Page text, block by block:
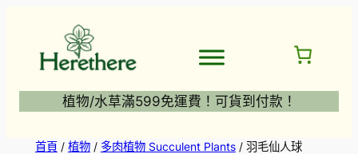
植物/水草滿599免運費！可貨到付款！
首頁/ 植物/ 多肉植物 Succulent Plants/ 羽毛仙人球